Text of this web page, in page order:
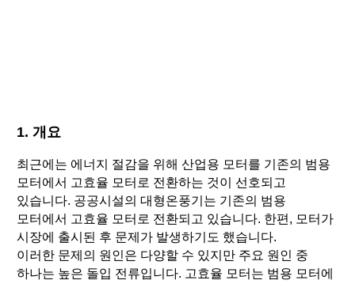
1. 개요
최근에는 에너지 절감을 위해 산업용 모터를 기존의 범용
모터에서 고효율 모터로 전환하는 것이 선호되고
있습니다. 공공시설의 대형온풍기는 기존의 범용
모터에서 고효율 모터로 전환되고 있습니다. 한편, 모터가
시장에 출시된 후 문제가 발생하기도 했습니다.
이러한 문제의 원인은 다양할 수 있지만 주요 원인 중
하나는 높은 돌입 전류입니다. 고효율 모터는 범용 모터에